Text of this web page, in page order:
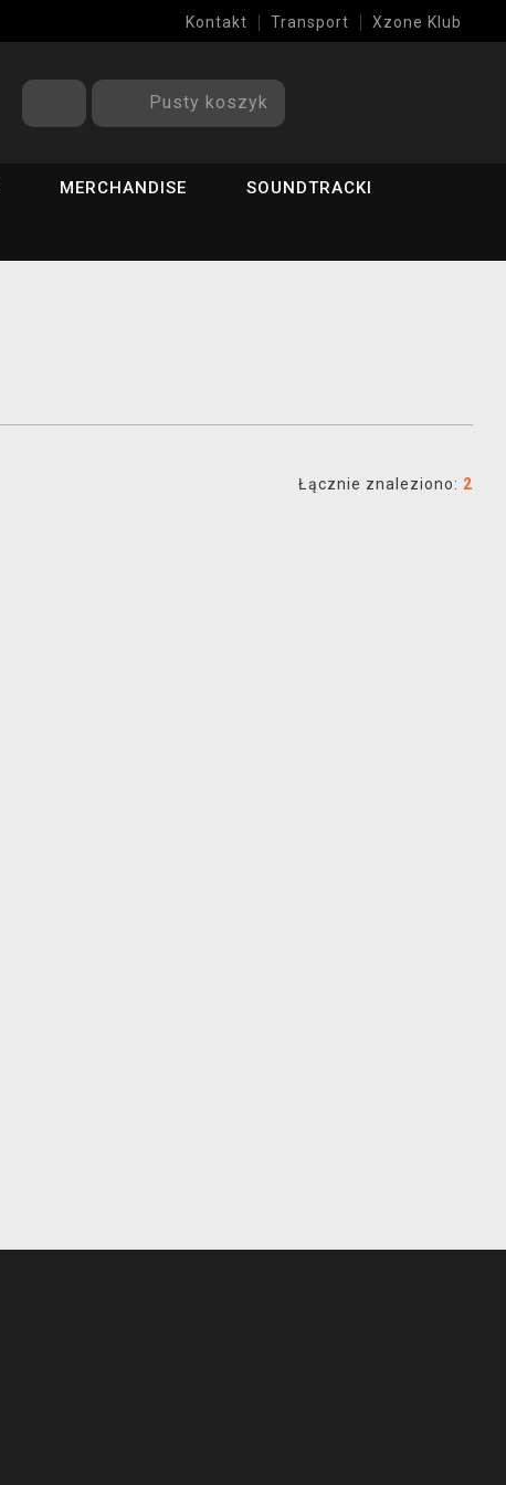
Kontakt Transport Xzone Klub
Pusty koszyk
MERCHANDISE SOUNDTRACKI
Łącznie znaleziono: 2